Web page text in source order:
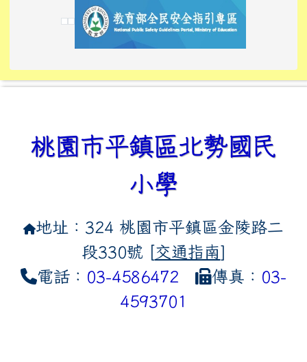
link to https://
link to https://10000.gov.tw/
link to https://
link to https://10000.gov.tw/
link to https://
link to https://
link to https://i.win.org.tw/
link to https://
link to https://
link to https://
link to https://
桃園市平鎮區北勢國民
小學
地址：324 桃園市平鎮區金陵路二
段330號 [交通指南]
電話： 03-4586472 傳真： 03-
4593701